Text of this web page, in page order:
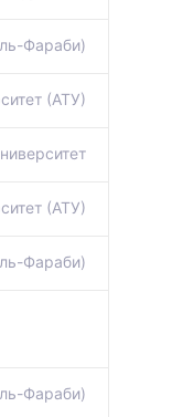
Фараби)
(АТУ)
(АТУ)
Фараби)
Фараби)